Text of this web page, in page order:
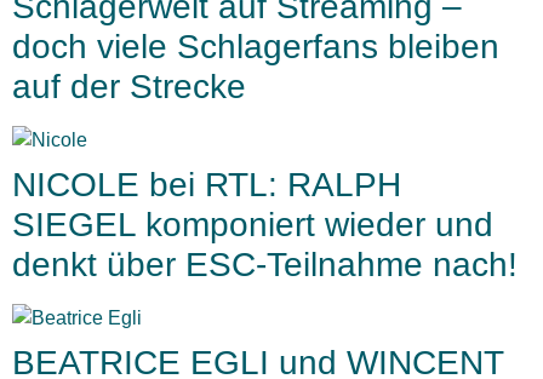
doch viele Schlagerfans bleiben
auf der Strecke
NICOLE bei RTL: RALPH
SIEGEL komponiert wieder und
denkt über ESC-Teilnahme nach!
BEATRICE EGLI und WINCENT